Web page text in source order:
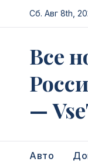
Перейти
к
Сб. Авг 8th,
Все
—
Авто